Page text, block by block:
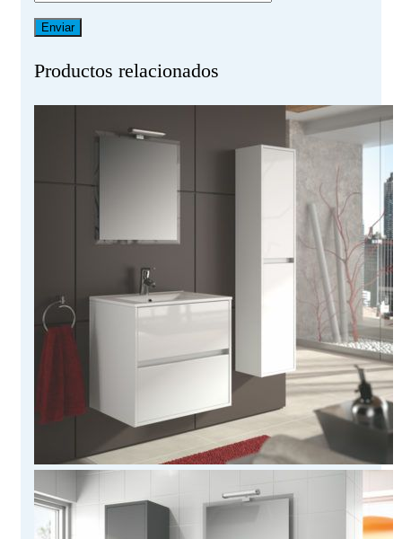
Productos relacionados